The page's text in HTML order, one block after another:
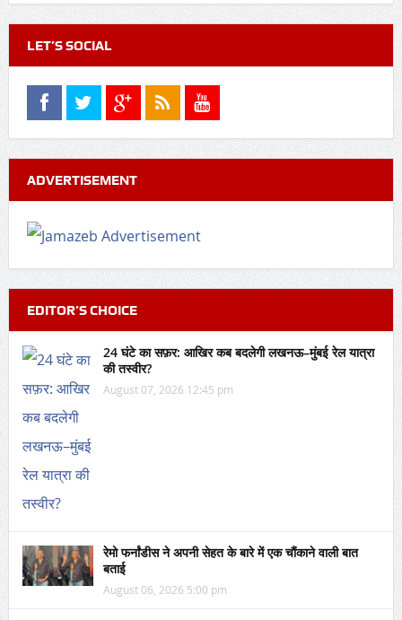
LET’S SOCIAL
ADVERTISEMENT
EDITOR’S CHOICE
24 घंटे का सफ़र: आखिर कब बदलेगी लखनऊ–मुंबई रेल यात्रा
की तस्वीर?
August 07, 2026 12:45 pm
रेमो फर्नांडीस ने अपनी सेहत के बारे में एक चौंकाने वाली बात
बताई
August 06, 2026 5:00 pm